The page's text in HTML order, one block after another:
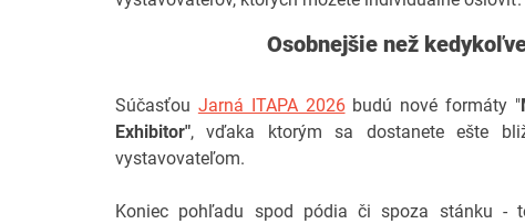
Osobnejšie než
Súčasťou Jarná ITAPA 2026budú nové formáty "
Exhibitor", vďaka ktorým sa dostanete ešte
vystavovateľom.
Koniec pohľadu spod pódia či spoza stánku -